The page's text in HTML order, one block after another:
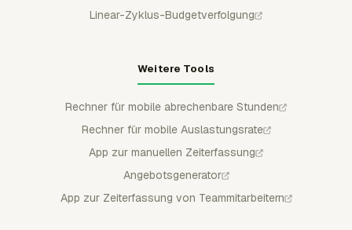
Linear-Zyklus-Budgetverfolgung
Weitere Tools
Rechner für mobile abrechenbare Stunden
Rechner für mobile Auslastungsrate
App zur manuellen Zeiterfassung
Angebotsgenerator
App zur Zeiterfassung von Teammitarbeitern